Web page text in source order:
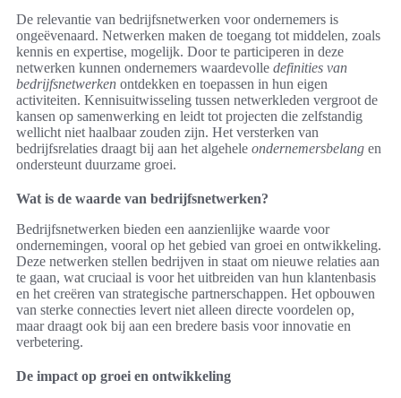
De relevantie van bedrijfsnetwerken voor ondernemers is
ongeëvenaard. Netwerken maken de toegang tot middelen, zoals
kennis en expertise, mogelijk. Door te participeren in deze
netwerken kunnen ondernemers waardevolle definities van
bedrijfsnetwerken ontdekken en toepassen in hun eigen
activiteiten. Kennisuitwisseling tussen netwerkleden vergroot de
kansen op samenwerking en leidt tot projecten die zelfstandig
wellicht niet haalbaar zouden zijn. Het versterken van
bedrijfsrelaties draagt bij aan het algehele ondernemersbelang en
ondersteunt duurzame groei.
Wat is de waarde van bedrijfsnetwerken?
Bedrijfsnetwerken bieden een aanzienlijke waarde voor
ondernemingen, vooral op het gebied van groei en ontwikkeling.
Deze netwerken stellen bedrijven in staat om nieuwe relaties aan
te gaan, wat cruciaal is voor het uitbreiden van hun klantenbasis
en het creëren van strategische partnerschappen. Het opbouwen
van sterke connecties levert niet alleen directe voordelen op,
maar draagt ook bij aan een bredere basis voor innovatie en
verbetering.
De impact op groei en ontwikkeling